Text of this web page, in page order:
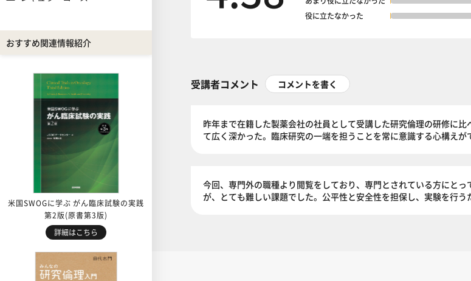
おすすめ関連情報紹介
米国SWOGに学ぶ がん臨床試験の実践
第2版(原書第3版)
詳細はこちら
役に立たなかった
受講者コメント コメントを書く
昨年まで在籍した製薬会社の社員として受講した研究倫理の研修に
て広く深かった。臨床研究の一端を担うことを常に意識する心構えが
今回、専門外の職種より閲覧をしており、専門とされている方にと
が、とても難しい課題でした。公平性と安全性を担保し、実験を行う